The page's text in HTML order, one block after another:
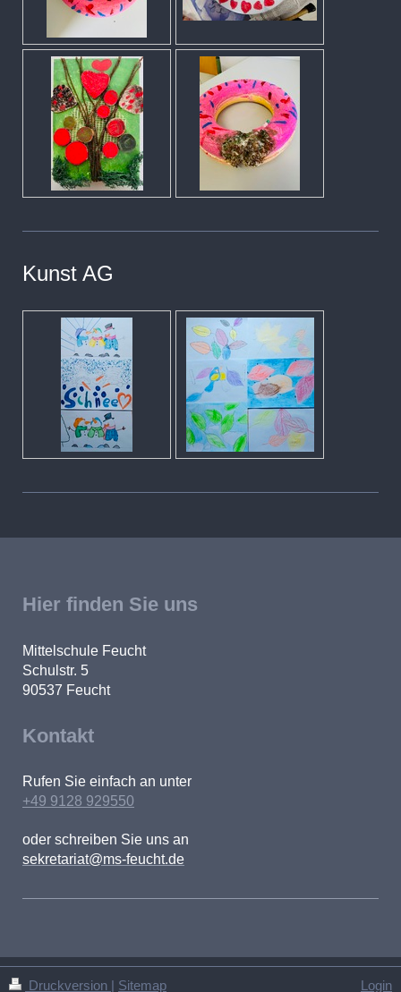
Kunst AG
Hier finden Sie uns
Mittelschule Feucht
Schulstr. 5
90537 Feucht
Kontakt
Rufen Sie einfach an unter
+49 9128 929550
oder schreiben Sie uns an
sekretariat@ms-feucht.de
Druckversion | Sitemap Login